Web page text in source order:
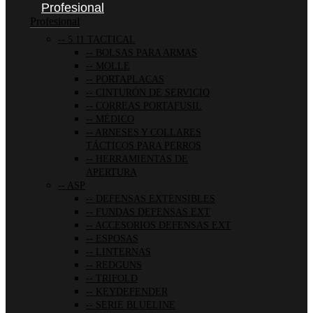
Profesional
Profesional
5.11 TACTICAL
BOLSAS PARA ARMAS
MOLLE
PORTAPLACAS
CINTURÓN DE SERVICIO
CORREAS PORTAFUSIL
MÉDICO
ARNESES Y COLLARES
TÁCTICOS PARA PERROS
HERRAMIENTAS DE
APERTURA
ASP
DEFENSAS EXTENSIBLES
FUNDAS DEFENSAS EXT
ACCESORIOS DEFENSAS EXT
ESPOSAS
LINTERNAS
REDGUNS
TRIFOLD
KEYDEFENDER
SERIE BLUELINE